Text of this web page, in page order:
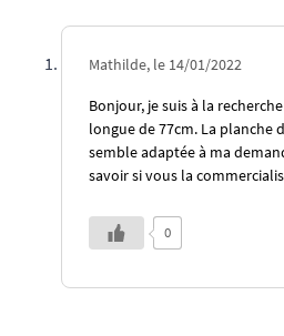
Mathilde, le 14/01/2022
Bonjour, je suis à la
longue de 77cm. La planche
semble adaptée à ma
savoir si vous la
0